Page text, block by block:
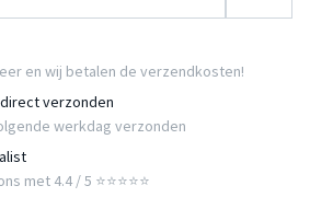
en wij betalen de verzendkosten!
verzonden
werkdag verzonden
met 4.4 / 5 ⭐⭐⭐⭐⭐